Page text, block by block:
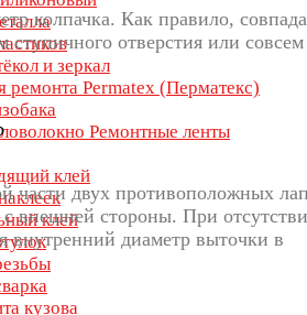
и зеркал
ремонта Permatex (Перматекс)
Ремонтные ленты
клей
клей
кузова
колпачка. Как правило,
отверстия или совсем
части двух противоположных
с внешней стороны. При
внутренний диаметр выточки в